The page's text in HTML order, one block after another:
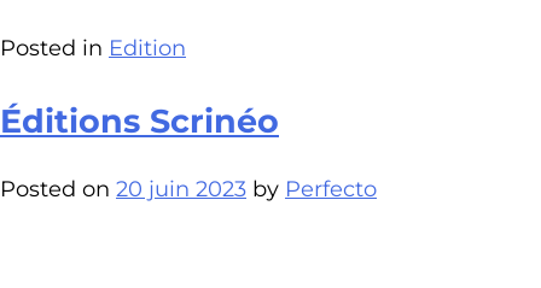
Posted in Edition
Éditions Scrinéo
Posted on 20 juin 2023 by Perfecto